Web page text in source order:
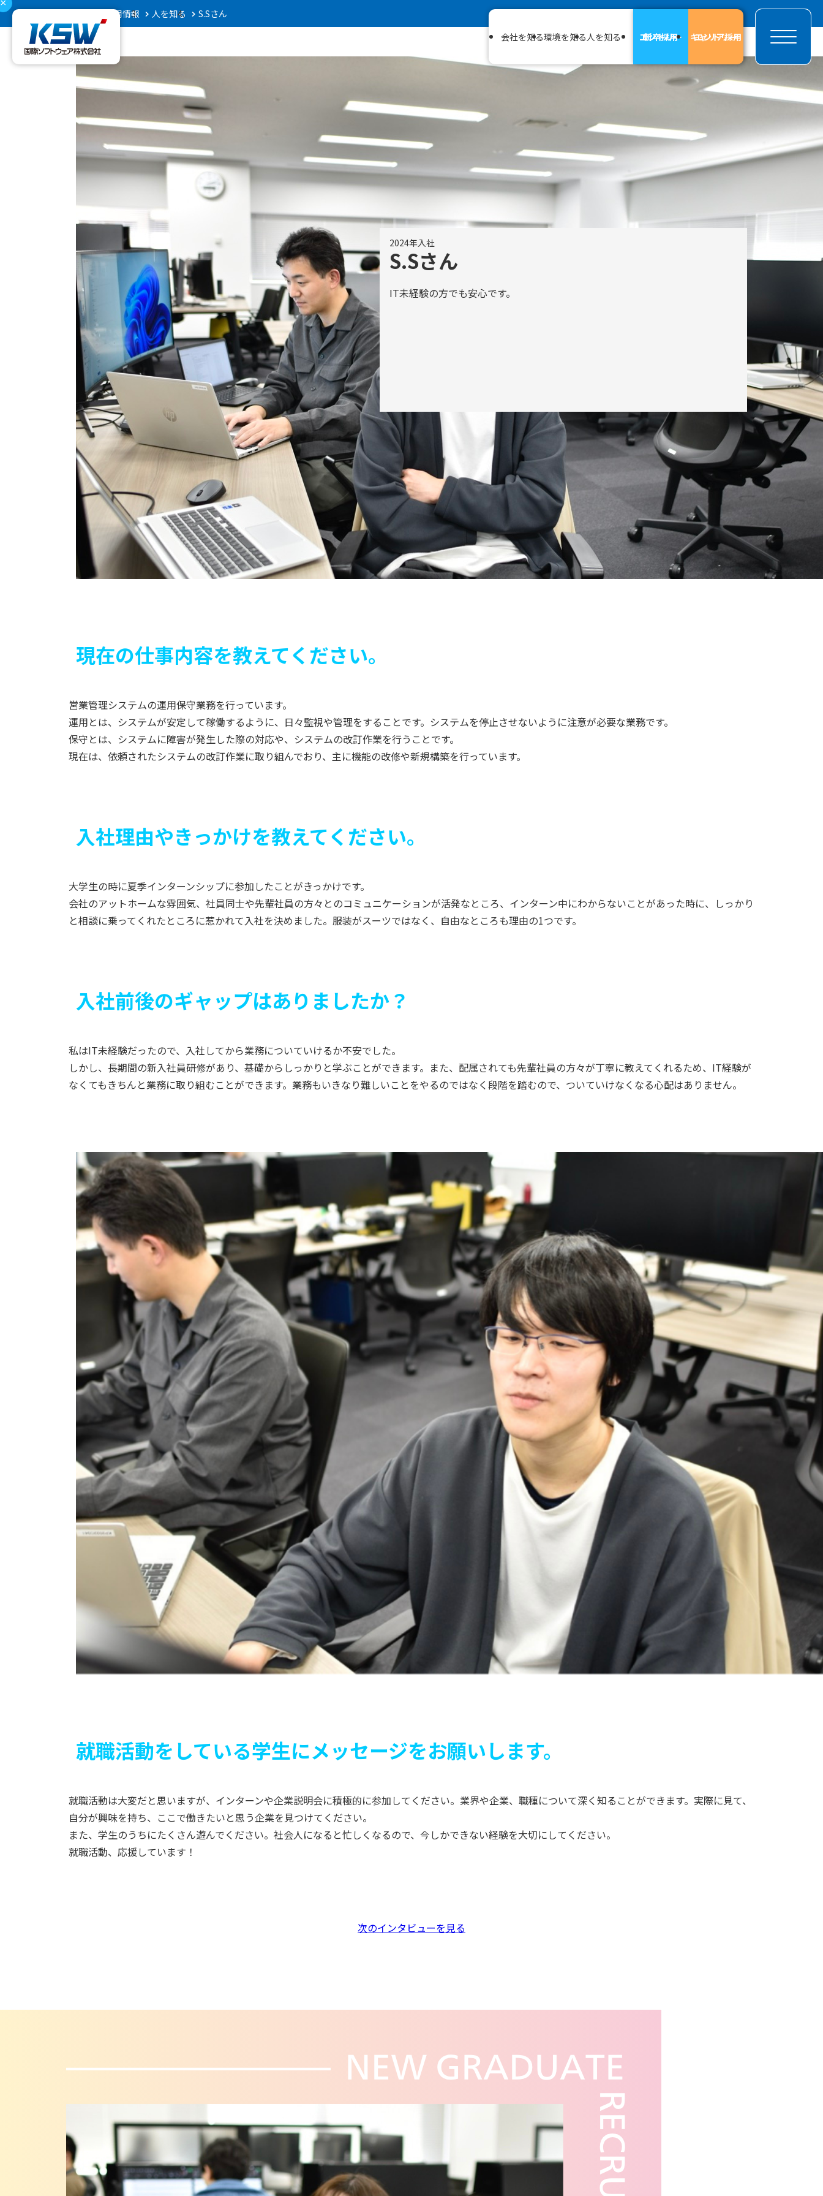
会社を知る環境を知る 人を知る 新卒採用
エントリー キャリア採用
エントリー
採用情報 人を知る S.Sさん
2024年入社
S.Sさん
IT未経験の方でも安心です。
現在の仕事内容を教えてください。
営業管理システムの運用保守業務を行っています。
運用とは、システムが安定して稼働するように、日々監視や管理をすることです。システムを停止させないように注意が必要な業務です。
保守とは、システムに障害が発生した際の対応や、システムの改訂作業を行うことです。
現在は、依頼されたシステムの改訂作業に取り組んでおり、主に機能の改修や新規構築を行っています。
入社理由やきっかけを教えてください。
大学生の時に夏季インターンシップに参加したことがきっかけです。
会社のアットホームな雰囲気、社員同士や先輩社員の方々とのコミュニケーションが活発なところ、インターン中にわからないことがあった時に、しっかり
と相談に乗ってくれたところに惹かれて入社を決めました。 服装がスーツではなく、自由なところも理由の1つです。
入社前後のギャップはありましたか？
私はIT未経験だったので、入社してから業務についていけるか不安でした。
しかし、長期間の新入社員研修があり、基礎からしっかりと学ぶことができます。また、配属されても先輩社員の方々が丁寧に教えてくれるため、IT経験が
なくてもきちんと業務に取り組むことができます。業務もいきなり難しいことをやるのではなく段階を踏むので、ついていけなくなる心配はありません。
今後の目標やキャリアプランを教
えてください。
IT未経験からスタートして、日々の業務を通じてスキルを磨き、少しず
つですが成長しています。
将来的には、プロジェクトを任される立場になり、チームを牽引する役
割を担いたいです。そのために、技術的な知識はもちろん、コミュニ
ケーション力や問題解決能力も向上させる必要があると考えています。
まずは実務での経験を積み、徐々にリーダーシップを発揮できるポジ
ションを目指すことが目標です。
就職活動をしている学生にメッセージをお願いします。
就職活動は大変だと思いますが、インターンや企業説明会に積極的に参加してください。業界や企業、職種について深く知ることができます。実際に見て、
自分が興味を持ち、ここで働きたいと思う企業を見つけてください。
また、学生のうちにたくさん遊んでください。社会人になると忙しくなるので、今しかできない経験を大切にしてください。
就職活動、応援しています！
次のインタビューを見る